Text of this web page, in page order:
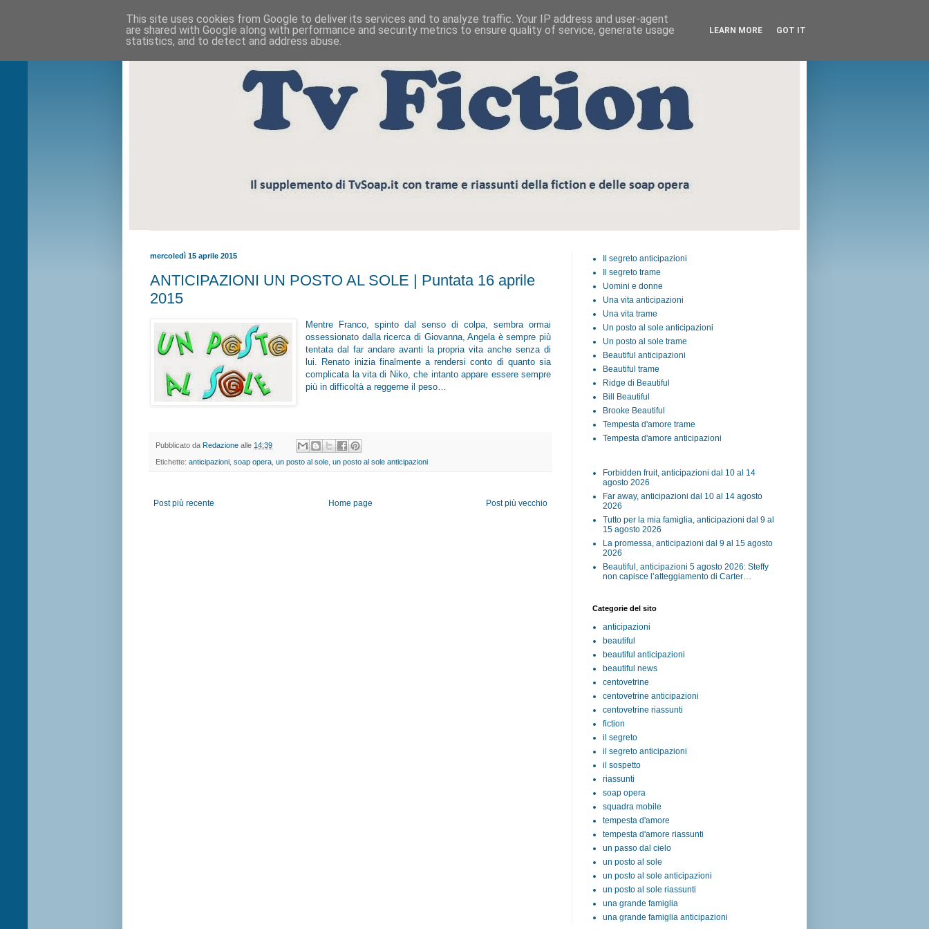
mercoledì 15 aprile 2015
ANTICIPAZIONI UN POSTO AL SOLE | Puntata 16 aprile
2015
Mentre Franco, spinto dal senso di colpa, sembra ormai
ossessionato dalla ricerca di Giovanna, Angela è sempre più
tentata dal far andare avanti la propria vita anche senza di
lui. Renato inizia finalmente a rendersi conto di quanto sia
complicata la vita di Niko, che intanto appare essere sempre
più in difficoltà a reggerne il peso…
Pubblicato da Redazione alle 14:39
Etichette: anticipazioni soap opera un posto al sole un posto al sole anticipazioni
Post più recente Post più vecchio
Home page
Il segreto anticipazioni
Il segreto trame
Uomini e donne
Una vita anticipazioni
Una vita trame
Un posto al sole anticipazioni
Un posto al sole trame
Beautiful anticipazioni
Beautiful trame
Ridge di Beautiful
Bill Beautiful
Brooke Beautiful
Tempesta d'amore trame
Tempesta d'amore anticipazioni
Forbidden fruit, anticipazioni dal 10 al 14
agosto 2026
Far away, anticipazioni dal 10 al 14 agosto
2026
Tutto per la mia famiglia, anticipazioni dal 9 al
15 agosto 2026
La promessa, anticipazioni dal 9 al 15 agosto
2026
Beautiful, anticipazioni 5 agosto 2026: Steffy
non capisce l’atteggiamento di Carter…
Categorie del sito
anticipazioni
beautiful
beautiful anticipazioni
beautiful news
centovetrine
centovetrine anticipazioni
centovetrine riassunti
fiction
il segreto
il segreto anticipazioni
il sospetto
riassunti
soap opera
squadra mobile
tempesta d'amore
tempesta d'amore riassunti
un passo dal cielo
un posto al sole
un posto al sole anticipazioni
un posto al sole riassunti
una grande famiglia
una grande famiglia anticipazioni
This site uses cookies from Google to deliver its services and to analyze traffic. Your IP address and user-agent
are shared with Google along with performance and security metrics to ensure quality of service, generate usage
statistics, and to detect and address abuse.
LEARN MORE GOT IT